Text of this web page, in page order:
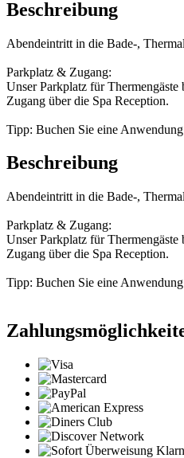
Beschreibung
Abendeintritt in die Bade-,
Parkplatz & Zugang:
Unser Parkplatz für
Zugang über die Spa Reception.
Tipp: Buchen Sie eine
Beschreibung
Abendeintritt in die Bade-,
Parkplatz & Zugang:
Unser Parkplatz für
Zugang über die Spa Reception.
Tipp: Buchen Sie eine